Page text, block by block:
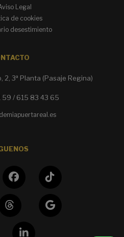
Legal
de cookies
desestimiento
2, 3ª Planta (Pasaje Regina)
59 / 615 83 43 65